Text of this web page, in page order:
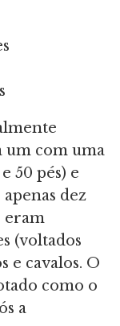
um com uma
50 pés) e
dez
eram
(voltados
e cavalos. O
como o
a